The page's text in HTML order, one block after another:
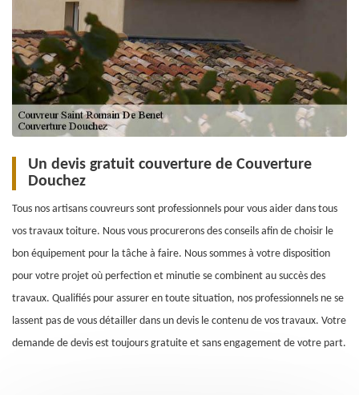
Un devis gratuit couverture de Couverture
Douchez
Tous nos artisans couvreurs sont professionnels pour vous aider dans tous
vos travaux toiture. Nous vous procurerons des conseils afin de choisir le
bon équipement pour la tâche à faire. Nous sommes à votre disposition
pour votre projet où perfection et minutie se combinent au succès des
travaux. Qualifiés pour assurer en toute situation, nos professionnels ne se
lassent pas de vous détailler dans un devis le contenu de vos travaux. Votre
demande de devis est toujours gratuite et sans engagement de votre part.